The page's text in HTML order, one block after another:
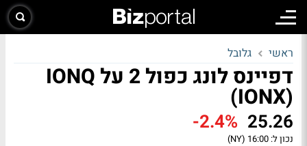
ראשי גלובל
דפיינס לונג כפול 2 על IONQ
(IONX)
25.26
-2.4%
נכון ל: 16:00 (NY)